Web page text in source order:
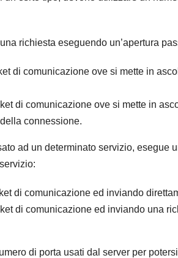
richiesta eseguendo un’apertura
di comunicazione ove si mette in
di comunicazione ove si mette in
connessione.
ad un determinato servizio, esegue
di comunicazione ed inviando
di comunicazione ed inviando una
di porta usati dal server per